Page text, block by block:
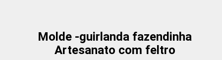
Molde -guirlanda fazendinha
Artesanato com feltro